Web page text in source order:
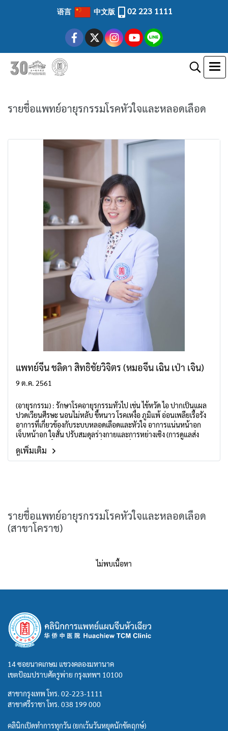
语言 中文版 02 223 1111
รายชื่อแพทย์อายุรกรรมโรคหัวใจและหลอดเลือด
แพทย์จีน ชลิดา สิทธิชัยวิจิตร (หมอจีน เฉิน เป่า เจิน)
9 ต.ค. 2561
(อายุรกรรม) : รักษาโรคอายุรกรรมทั่วไป เช่น ไข้หวัด ไอ ปากเป็นแผล
ปวดเวียนศีรษะ นอนไม่หลับ ขี้หนาว โรคเหงื่อ ภูมิแพ้ อ่อนเพลียเรื้อรัง
อาการที่เกี่ยวข้องกับระบบหลอดเลือดและหัวใจ อาการแน่นหน้าอก
เจ็บหน้าอก ใจสั่น ปรับสมดุลร่างกายและการหย่างเซิง (การดูแลส่ง
เสริมสุขภาพในแนวทางศาสตร์การแพทย์แผนจีน)
ดูเพิ่มเติม
รายชื่อแพทย์อายุรกรรมโรคหัวใจและหลอดเลือด
(สาขาโคราช)
ไม่พบเนื้อหา
14 ซอยนาคเกษม แขวงคลองมหานาค
เขตป้อมปราบศัตรูพ่าย กรุงเทพฯ 10100
สาขากรุงเทพ โทร. 02-223-1111
สาขาศรีราชา โทร. 038 199 000
คลินิกเปิดทำการทุกวัน (ยกเว้นวันหยุดนักขัตฤกษ์)